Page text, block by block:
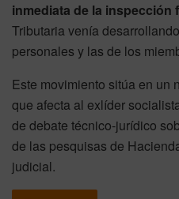
inmediata de la inspección
Tributaria venía
personales y las de los
Este movimiento sitúa en un
que afecta al exlíder
de debate técnico-jurídico
de las pesquisas de
judicial.